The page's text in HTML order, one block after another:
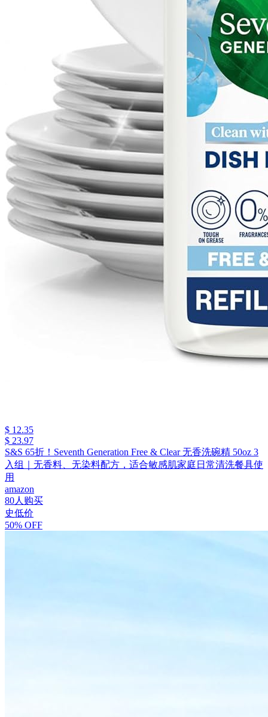
$ 12.35
$ 23.97
S&S 65折！Seventh Generation Free & Clear 无香洗碗精 50oz 3
入组｜无香料、无染料配方，适合敏感肌家庭日常清洗餐具使
用
amazon
80人购买
史低价
50% OFF